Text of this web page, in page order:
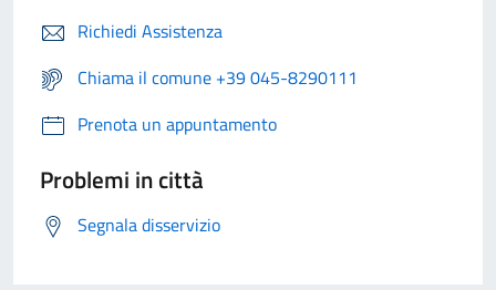
Richiedi Assistenza
Chiama il comune +39 045-8290111
Prenota un appuntamento
Problemi in città
Segnala disservizio